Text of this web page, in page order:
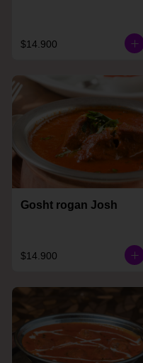
$14.900
Gosht rogan Josh
$14.900